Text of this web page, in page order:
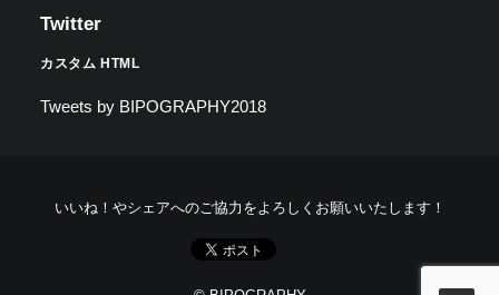
Twitter
カスタム HTML
Tweets by BIPOGRAPHY2018
いいね！やシェアへのご協力をよろしくお願いいたします！